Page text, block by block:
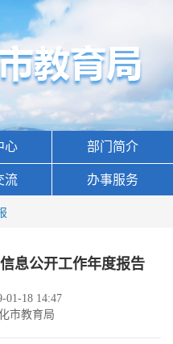
心 部门简介
流 办事服务
息公开工作年度报告
01-18 14:47
市教育局